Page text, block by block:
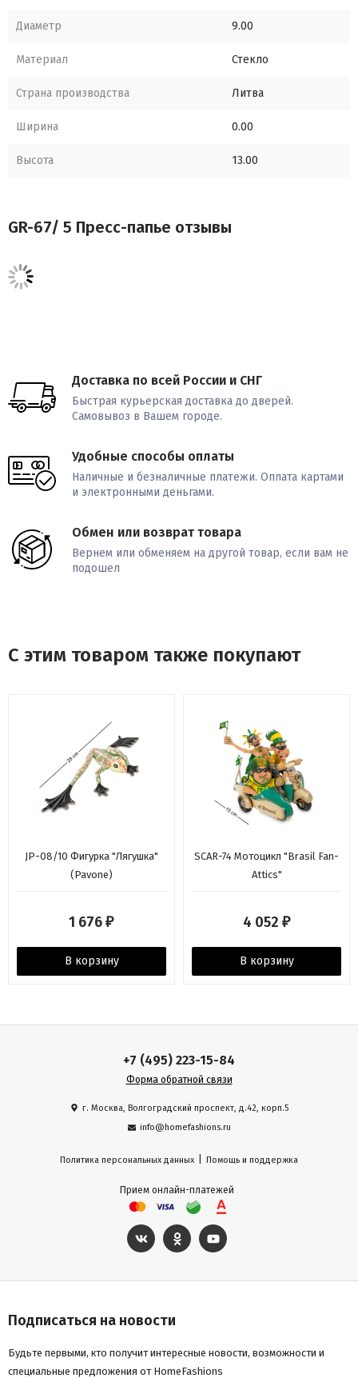
Диаметр 9.00
Материал Стекло
Страна производства Литва
Ширина 0.00
Высота 13.00
GR-67/ 5 Пресс-папье отзывы
Доставка по всей России и СНГ
Быстрая курьерская доставка до дверей.
Самовывоз в Вашем городе.
Удобные способы оплаты
Наличные и безналичные платежи. Оплата картами
и электронными деньгами.
Обмен или возврат товара
Вернем или обменяем на другой товар, если вам не
подошел
С этим товаром также покупают
JP-08/10 Фигурка "Лягушка"
(Pavone)
1 676 ₽
В корзину
SCAR-74 Мотоцикл "Brasil Fan-
Attics"
4 052 ₽
В корзину
+7 (495) 223-15-84
Форма обратной связи
г. Москва, Волгоградский проспект, д.42, корп.5
info@homefashions.ru
Политика персональных данных Помощь и поддержка
Прием онлайн-платежей
Подписаться на новости
Будьте первыми, кто получит интересные новости, возможности и
специальные предложения от HomeFashions